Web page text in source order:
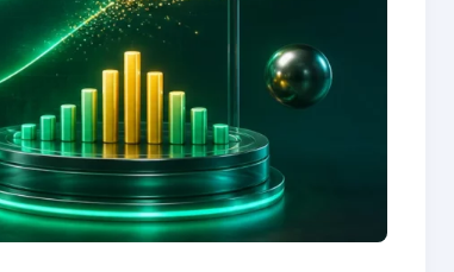
بولینگر باند در معاملات رنج و روند
ترکیب بولینگر باند با اندیکاتورهای حجم
نمونه‌های عملی استفاده از بولینگر باند در کریپتو
نتیجه‌گیری
سوالات متداول
پهنای باند (Bandwidth)
استراتژی Bollinger Band Squeeze
استراتژی Walking the Bands